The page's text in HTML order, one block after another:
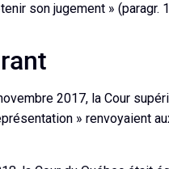
son jugement » (paragr.
2017, la Cour
» renvoyaient